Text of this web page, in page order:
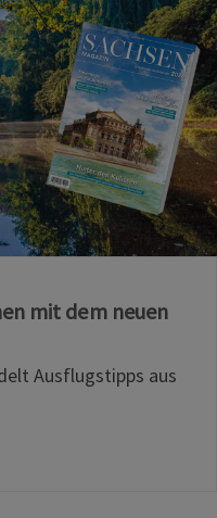
mit dem neuen
Ausflugstipps aus